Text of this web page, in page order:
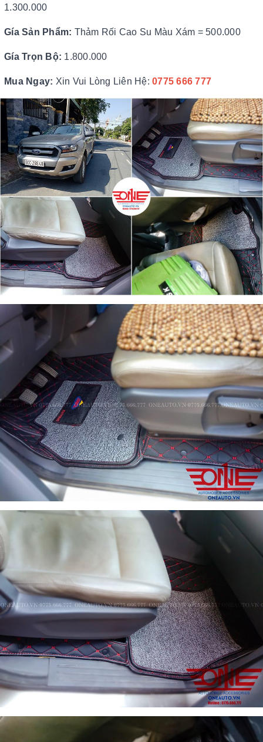
1.300.000
Gía Sản Phẩm: Thảm Rối Cao Su Màu Xám = 500.000
Gía Trọn Bộ: 1.800.000
Mua Ngay: Xin Vui Lòng Liên Hệ: 0775 666 777